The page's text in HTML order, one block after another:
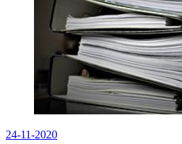
24-11-2020